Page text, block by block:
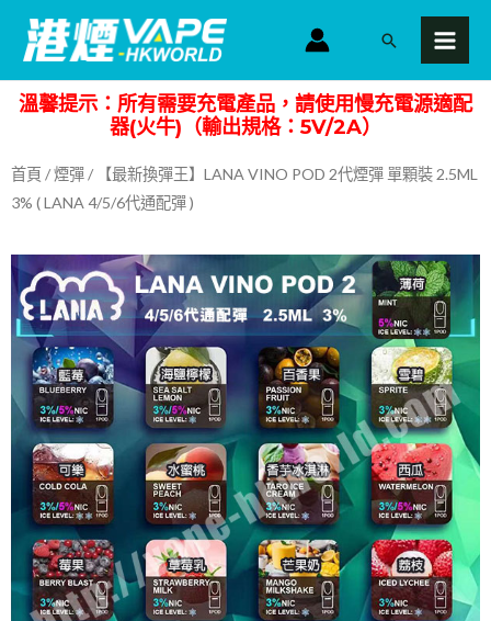
主
容
搜
溫馨提示：所有需要充電產品，請使用慢充電源適配
器(火牛)（輸出規格：5V/2A）
首頁 /煙彈/ 【最新換彈王】LANA VINO POD 2代煙彈 單顆裝 2.5ML
3% ( LANA 4/5/6代通配彈 )